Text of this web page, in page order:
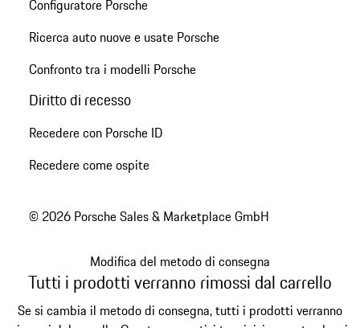
Configuratore Porsche
Ricerca auto nuove e usate Porsche
Confronto tra i modelli Porsche
Diritto di recesso
Recedere con Porsche ID
Recedere come ospite
© 2026 Porsche Sales & Marketplace GmbH
Modifica del metodo di consegna
Tutti i prodotti verranno rimossi dal carrello
Se si cambia il metodo di consegna, tutti i prodotti verranno